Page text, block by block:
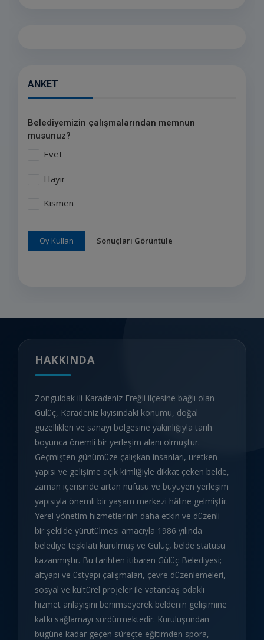
ANKET
Belediyemizin çalışmalarından memnun
musunuz?
Evet
Hayır
Kısmen
Oy Kullan Sonuçları Görüntüle
HAKKINDA
Zonguldak ili Karadeniz Ereğli ilçesine bağlı olan
Gülüç, Karadeniz kıyısındaki konumu, doğal
güzellikleri ve sanayi bölgesine yakınlığıyla tarih
boyunca önemli bir yerleşim alanı olmuştur.
Geçmişten günümüze çalışkan insanları, üretken
yapısı ve gelişime açık kimliğiyle dikkat çeken belde,
zaman içerisinde artan nüfusu ve büyüyen yerleşim
yapısıyla önemli bir yaşam merkezi hâline gelmiştir.
Yerel yönetim hizmetlerinin daha etkin ve düzenli
bir şekilde yürütülmesi amacıyla 1986 yılında
belediye teşkilatı kurulmuş ve Gülüç, belde statüsü
kazanmıştır. Bu tarihten itibaren Gülüç Belediyesi;
altyapı ve üstyapı çalışmaları, çevre düzenlemeleri,
sosyal ve kültürel projeler ile vatandaş odaklı
hizmet anlayışını benimseyerek beldenin gelişimine
katkı sağlamayı sürdürmektedir. Kuruluşundan
bugüne kadar geçen süreçte eğitimden spora,